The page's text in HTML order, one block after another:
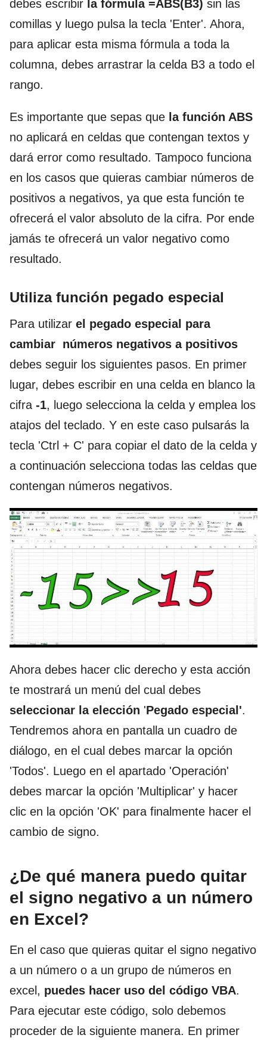
debes escribir la fórmula =ABS(B3) sin las
comillas y luego pulsa la tecla 'Enter'. Ahora,
para aplicar esta misma fórmula a toda la
columna, debes arrastrar la celda B3 a todo el
rango.
Es importante que sepas que la función ABS
no aplicará en celdas que contengan textos y
dará error como resultado. Tampoco funciona
en los casos que quieras cambiar números de
positivos a negativos, ya que esta función te
ofrecerá el valor absoluto de la cifra. Por ende
jamás te ofrecerá un valor negativo como
resultado.
Utiliza función pegado especial
Para utilizar el pegado especial para
cambiar números negativos a positivos
debes seguir los siguientes pasos. En primer
lugar, debes escribir en una celda en blanco la
cifra -1, luego selecciona la celda y emplea los
atajos del teclado. Y en este caso pulsarás la
tecla 'Ctrl + C' para copiar el dato de la celda y
a continuación selecciona todas las celdas que
contengan números negativos.
Ahora debes hacer clic derecho y esta acción
te mostrará un menú del cual debes
seleccionar la elección 'Pegado especial'.
Tendremos ahora en pantalla un cuadro de
diálogo, en el cual debes marcar la opción
'Todos'. Luego en el apartado 'Operación'
debes marcar la opción 'Multiplicar' y hacer
clic en la opción 'OK' para finalmente hacer el
cambio de signo.
¿De qué manera puedo quitar
el signo negativo a un número
en Excel?
En el caso que quieras quitar el signo negativo
a un número o a un grupo de números en
excel, puedes hacer uso del código VBA.
Para ejecutar este código, solo debemos
proceder de la siguiente manera. En primer